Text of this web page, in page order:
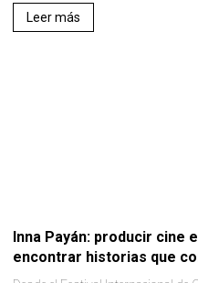
Leer más
Inna Payán: producir cine
encontrar historias que